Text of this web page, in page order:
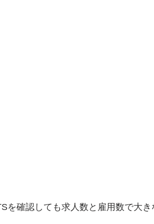
を確認しても求人数と雇用数で大き